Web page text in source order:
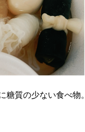
質の少ない食べ物。